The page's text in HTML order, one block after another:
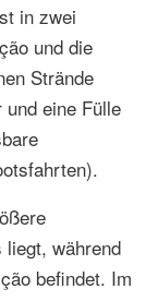
in zwei
und die
Strände
und eine Fülle
während
befindet. Im